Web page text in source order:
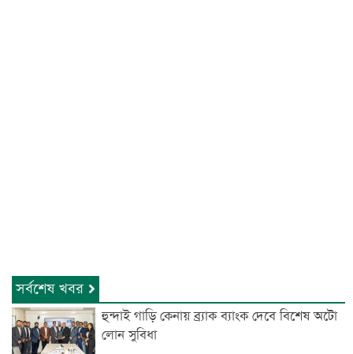
সর্বশেষ খবর
হুন্দাই গাড়ি কেনায় ব্র্যাক ব্যাংক দেবে বিশেষ অটো
লোন সুবিধা